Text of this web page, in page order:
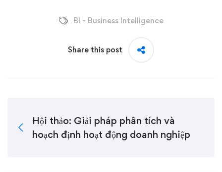
BI - Business Intelligence
Share this post
Hội thảo: Giải pháp phân tích và
hoạch định hoạt động doanh nghiệp